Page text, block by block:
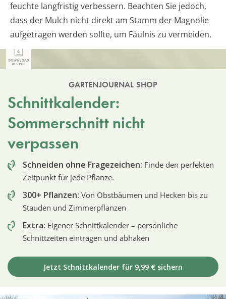
feuchte langfristig verbessern. Beachten Sie jedoch,
dass der Mulch nicht direkt am Stamm der Magnolie
aufgetragen werden sollte, um Fäulnis zu vermeiden.
GARTENJOURNAL SHOP
Schnittkalender:
Sommerschnitt nicht
verpassen
Schneiden ohne Fragezeichen: Finde den perfekten
Zeitpunkt für jede Pflanze.
300+ Pflanzen: Von Obstbäumen und Hecken bis zu
Stauden und Zimmerpflanzen
Extra: Eigener Schnittkalender – persönliche
Schnittzeiten eintragen und abhaken
Jetzt Schnittkalender für 9,99 € sichern